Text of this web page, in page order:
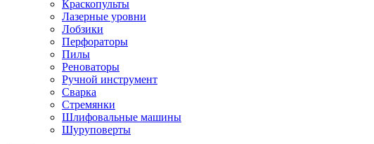
Краскопульты
Лазерные уровни
Лобзики
Перфораторы
Пилы
Реноваторы
Ручной инструмент
Сварка
Стремянки
Шлифовальные машины
Шуруповерты